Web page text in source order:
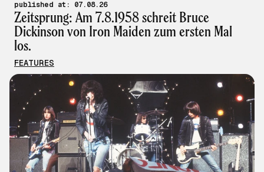
published at: 07.08.26
Zeitsprung: Am 7.8.1958 schreit Bruce
Dickinson von Iron Maiden zum ersten Mal
los.
FEATURES